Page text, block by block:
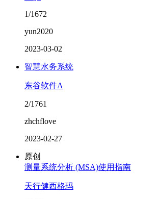
1/1672
yun2020
2023-03-02
智慧水务系统
东谷软件A
2/1761
zhchflove
2023-02-27
原创
测量系统分析 (MSA)使用指南
天行健西格玛